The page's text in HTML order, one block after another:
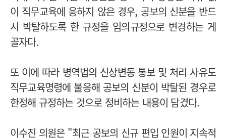
이 직무교육에 응하지 않은 경우, 공보의 신분을 반드
시 박탈하도록 한 규정을 임의규정으로 변경하는 게
골자다.
또 이에 따라 병역법의 신상변동 통보 및 처리 사유도
직무교육명령에 불응해 공보의 신분이 박탈된 경우로
한정해 규정하는 것으로 정비하는 내용이 담겼다.
이수진 의원은 "최근 공보의 신규 편입 인원이 지속적